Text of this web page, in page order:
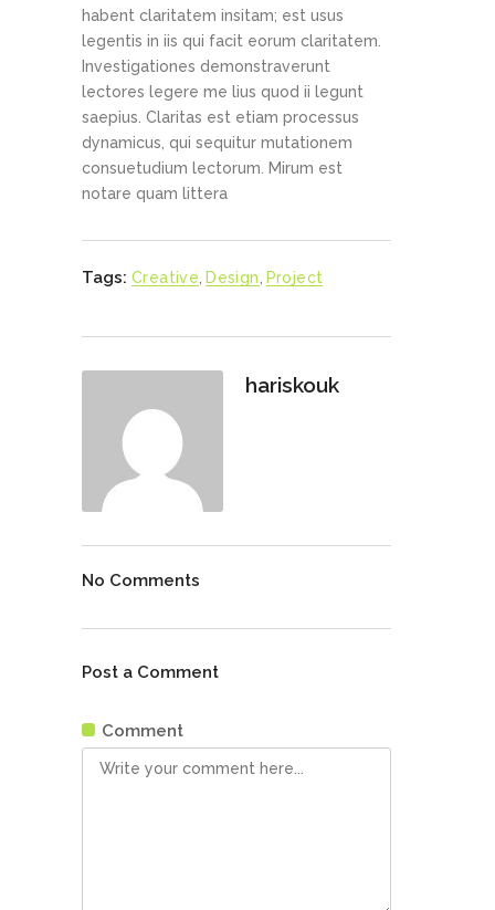
habent claritatem insitam; est usus
legentis in iis qui facit eorum claritatem.
Investigationes demonstraverunt
lectores legere me lius quod ii legunt
saepius. Claritas est etiam processus
dynamicus, qui sequitur mutationem
consuetudium lectorum. Mirum est
notare quam littera
Tags: Creative Design Project
hariskouk
No Comments
Post a Comment
Comment